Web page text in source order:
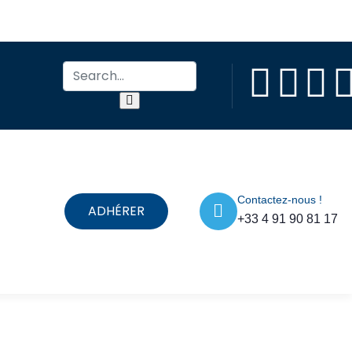
ADHÉRER
Contactez-nous !
+33 4 91 90 81 17